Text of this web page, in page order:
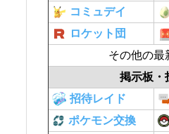
コミュデイ
ロケット団
その他の最
掲示板・
招待レイド
ポケモン交換